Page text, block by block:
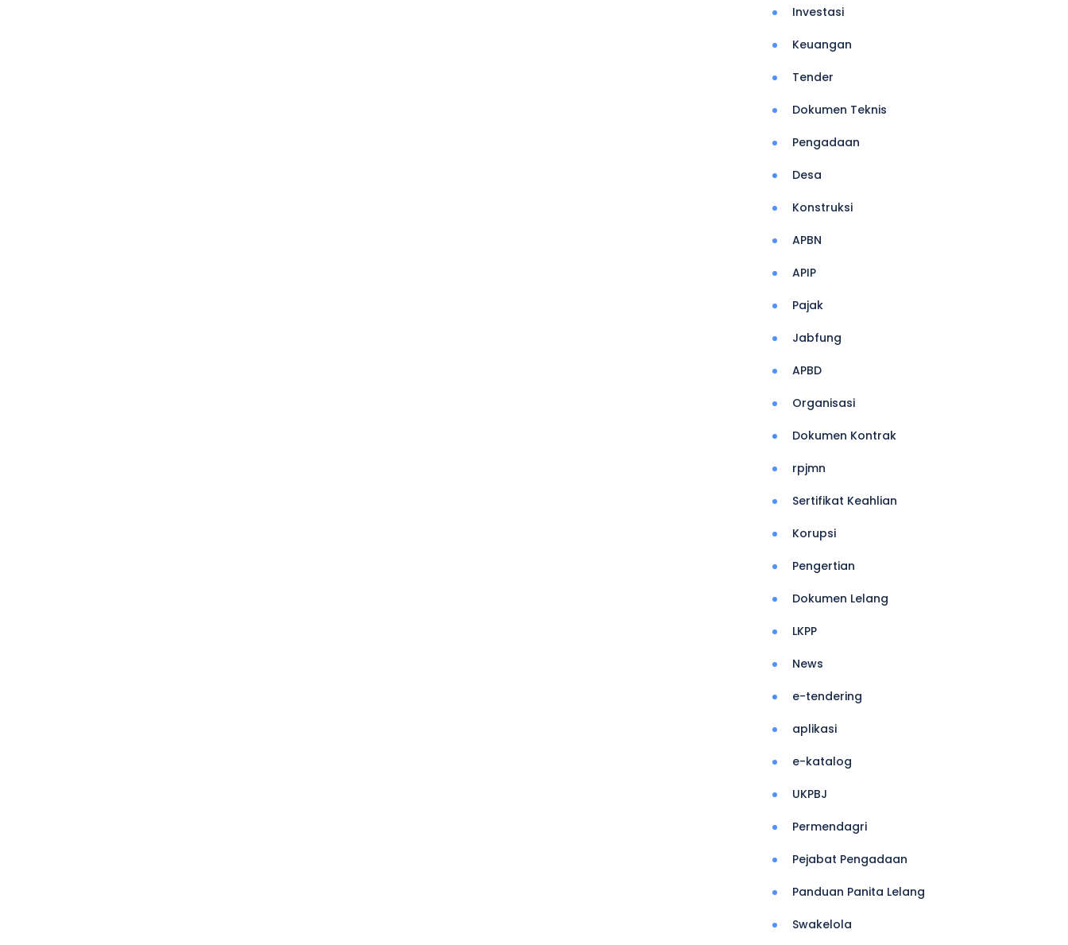
Investasi
Keuangan
Tender
Dokumen Teknis
Pengadaan
Desa
Konstruksi
APBN
APIP
Pajak
Jabfung
APBD
Organisasi
Dokumen Kontrak
rpjmn
Sertifikat Keahlian
Korupsi
Pengertian
Dokumen Lelang
LKPP
News
e-tendering
aplikasi
e-katalog
UKPBJ
Permendagri
Pejabat Pengadaan
Panduan Panita Lelang
Swakelola